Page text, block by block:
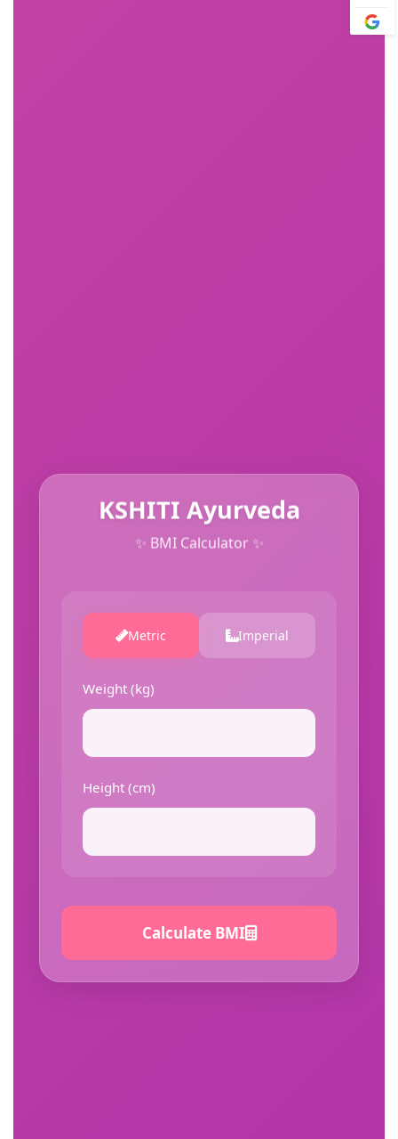
KSHITI Ayurveda
✨ BMI Calculator ✨
Metric Imperial
Weight (kg)
Height (cm)
Calculate BMI